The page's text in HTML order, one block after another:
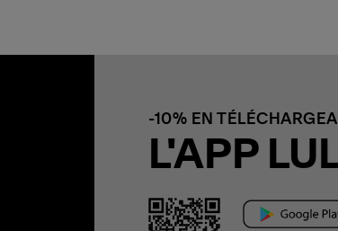
-10% EN
L'APP